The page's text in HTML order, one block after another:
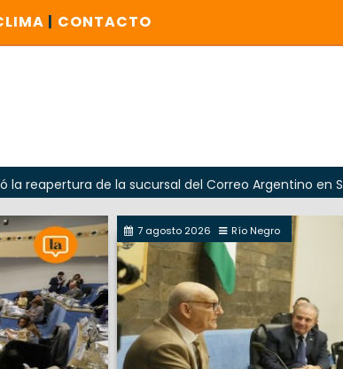
| CONTACTO
de la sucursal del Correo Argentino en Sierra Grande
7 agosto 2026 Río Negro